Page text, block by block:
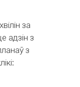
за
адзін з
з